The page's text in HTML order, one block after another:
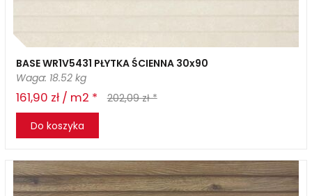
BASE WR1V5431 PŁYTKA ŚCIENNA 30x90
Waga: 18.52 kg
161,90 zł / m2 *
202,09 zł *
Do koszyka